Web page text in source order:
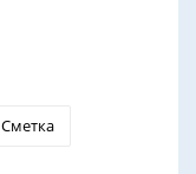
Сметка